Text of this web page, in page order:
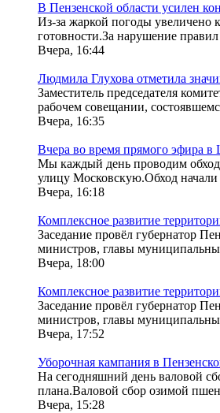
В Пензенской области усилен
Из-за жаркой погоды увеличено
готовности.За нарушение
Вчера, 16:44
Людмила Глухова отметила
Заместитель председателя
рабочем совещании,
Вчера, 16:35
Вчера во время прямого эфира в
Мы каждый день проводим
улицу Московскую.Обход начали
Вчера, 16:18
Комплексное развитие
Заседание провёл губернатор
министров, главы
Вчера, 18:00
Комплексное развитие
Заседание провёл губернатор
министров, главы
Вчера, 17:52
Уборочная кампания в
На сегодняшний день валовой
плана.Валовой сбор озимой
Вчера, 15:28